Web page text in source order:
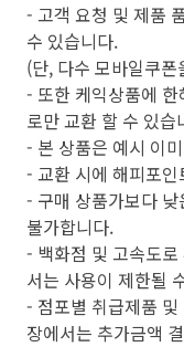
- 고객 요청 및 제품
수 있습니다.
(단, 다수 모바일쿠
- 또한 케익상품에
로만 교환 할 수 있습
- 본 상품은 예시 이
- 교환 시에 해피포
- 구매 상품가보다
불가합니다.
- 백화점 및 고속도
서는 사용이 제한될
- 점포별 취급제품
장에서는 추가금액